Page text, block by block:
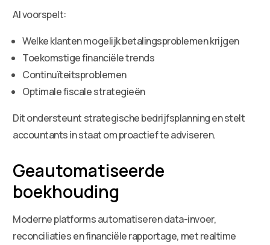
AI voorspelt:
Welke klanten mogelijk betalingsproblemen krijgen
Toekomstige financiële trends
Continuïteitsproblemen
Optimale fiscale strategieën
Dit ondersteunt strategische bedrijfsplanning en stelt
accountants in staat om proactief te adviseren.
Geautomatiseerde
boekhouding
Moderne platforms automatiseren data-invoer,
reconciliaties en financiële rapportage, met realtime